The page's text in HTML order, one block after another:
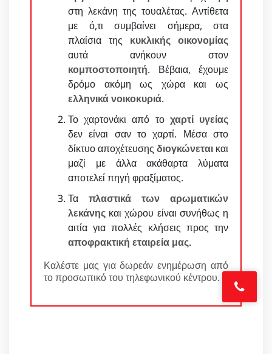
στη λεκάνη της τουαλέτας. Αντίθετα
με ό,τι συμβαίνει σήμερα, στα
πλαίσια της κυκλικής οικονομίας
αυτά ανήκουν στον
κομποστοποιητή. Βέβαια, έχουμε
δρόμο ακόμη ως χώρα και ως
ελληνικά νοικοκυριά.
Το χαρτονάκι από το χαρτί υγείας
δεν είναι σαν το χαρτί. Μέσα στο
δίκτυο αποχέτευσης διογκώνεται και
μαζί με άλλα ακάθαρτα λύματα
αποτελεί πηγή φραξίματος.
Τα πλαστικά των αρωματικών
λεκάνης και χώρου είναι συνήθως η
αιτία για πολλές κλήσεις προς την
αποφρακτική εταιρεία μας.
Καλέστε μας για δωρεάν ενημέρωση από
το προσωπικό του τηλεφωνικού κέντρου.